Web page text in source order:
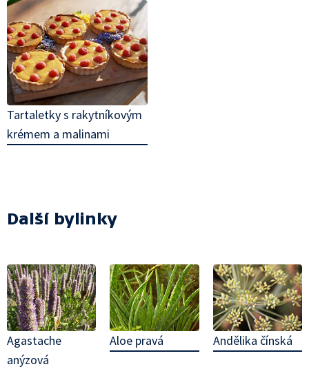
Tartaletky s rakytníkovým
krémem a malinami
Další bylinky
Agastache
anýzová
Aloe pravá Andělika čínská